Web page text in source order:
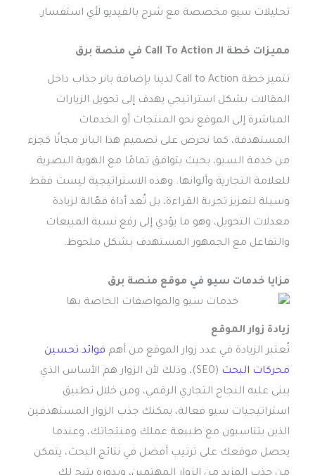
تحليلات سيو مخصصة مع شرح بالفيديو لأي استفسار.
مميزات خطة الـ Call To Action في منصة برق
تتميز خطة Call to Action لدينا بإضافة بانر جذاب داخل
المقالات بشكل استراتيجي يهدف إلى تحويل الزيارات
المباشرة إلى الموقع نحو المنتجات أو الخدمات
المستهدفة، كما نحرص على تصميم هذا البانر مجانًا كجزء
من خدمة السيو، بحيث يتوافق تمامًا مع الهوية البصرية
للعلامة التجارية وألوانها. وهذه الاستراتيجية ليست فقط
وسيلة لتعزيز تجربة القراءة، بل تُعد أداة فعّالة لزيادة
معدلات التحويل، وهو ما يؤدي إلى رفع نسبة المبيعات
والتفاعل مع الجمهور المستهدف بشكل ملحوظ.
مزايا خدمات سيو في موقع منصة برق
زيادة زوار الموقع
تُعتبر الزيادة في عدد زوار الموقع من أهم فوائد تحسين
محركات البحث
(SEO)، وذلك لأن الزوار هم الأساس الذي
يبنى عليه النجاح التجاري الرقمي، ومن خلال تطبيق
استراتيجيات سيو فعالة، يمكنك جذب الزوار المستهدفين
الذين يتناسبون مع طبيعة عملك ومنتجاتك، وعندما
يحصل موقعك على ترتيب أفضل في نتائج البحث، يتمكن